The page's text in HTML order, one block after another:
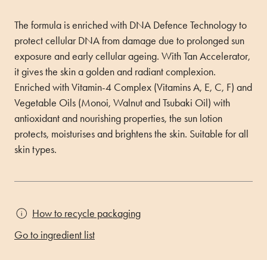
The formula is enriched with DNA Defence Technology to
protect cellular DNA from damage due to prolonged sun
exposure and early cellular ageing. With Tan Accelerator,
it gives the skin a golden and radiant complexion.
Enriched with Vitamin-4 Complex (Vitamins A, E, C, F) and
Vegetable Oils (Monoi, Walnut and Tsubaki Oil) with
antioxidant and nourishing properties, the sun lotion
protects, moisturises and brightens the skin. Suitable for all
skin types.
How to recycle packaging
Go to ingredient list